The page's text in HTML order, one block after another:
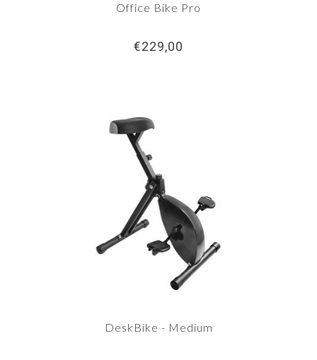
Office Bike Pro
€229,00
DeskBike - Medium